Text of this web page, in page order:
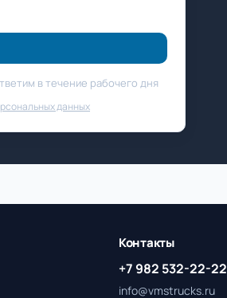
в течение рабочего дня
данных
Контакты
+7 982 532-22-22
info@vmstrucks.ru